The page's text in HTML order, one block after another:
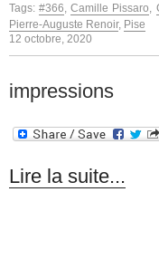
Tags:#366 ,Camille Pissaro
Pierre-Auguste Renoir, Pise
12 octobre, 2020
impressions
Lire la suite...